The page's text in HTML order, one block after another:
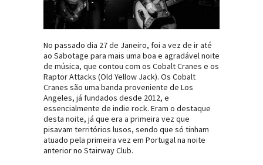
No passado dia 27 de Janeiro, foi a vez de ir até
ao Sabotage para mais uma boa e agradável noite
de música, que contou com os Cobalt Cranes e os
Raptor Attacks (Old Yellow Jack). Os Cobalt
Cranes são uma banda proveniente de Los
Angeles, já fundados desde 2012, e
essencialmente de indie rock. Eram o destaque
desta noite, já que era a primeira vez que
pisavam territórios lusos, sendo que só tinham
atuado pela primeira vez em Portugal na noite
anterior no Stairway Club.